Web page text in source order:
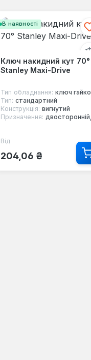
В наявності
Ключ накидний кут 70°
Stanley Maxi-Drive
Тип обладнання: ключ гайковий
Тип: стандартний
Конструкція: вигнутий
Призначення: двосторонній, накидний, 12-ти гранний
Звичайна ціна:
Від
204,06 ₴